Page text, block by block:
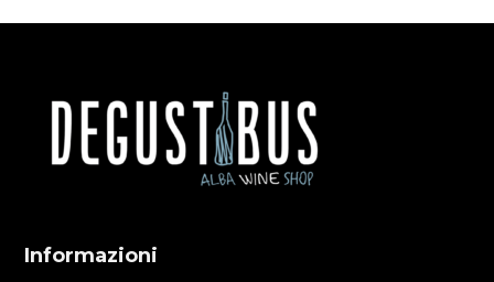
Informazioni